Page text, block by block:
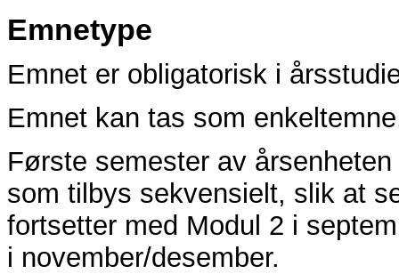
Emnetype
Emnet er obligatorisk i
Emnet kan tas som
Første semester av
som tilbys sekvensielt, slik at
fortsetter med Modul 2 i
i november/desember.